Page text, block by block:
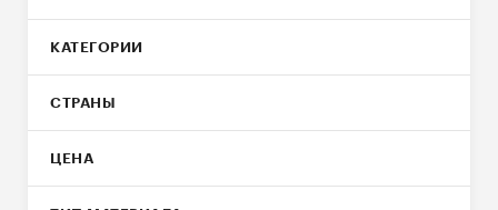
КАТЕГОРИИ
СТРАНЫ
ЦЕНА